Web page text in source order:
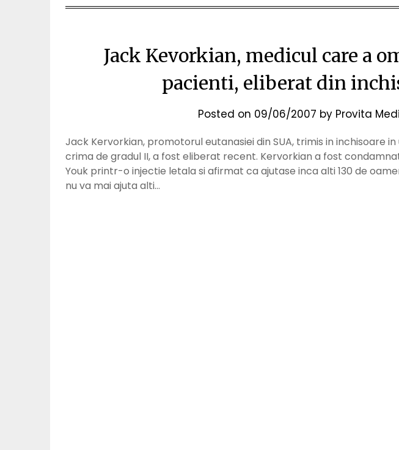
Jack Kevorkian, medicul care a
pacienti, eliberat din
Posted on 09/06/2007 by Provita
Jack Kervorkian, promotorul eutanasiei din SUA, trimis in inchisoare
crima de gradul II, a fost eliberat recent. Kervorkian a fost
Youk printr-o injectie letala si afirmat ca ajutase inca alti 130 de
nu va mai ajuta alti…